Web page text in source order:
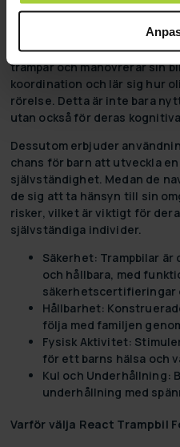
och beslutsfattande
En av de största fördelarna
förmåga att boosta
trampar och manövrerar sin
koordination och lär sig hur
rörelse. Detta är inte bara
utan också för deras
Dessutom erbjuder
chans för barn att utveckla
självständighet. Medan de
de sig att ta hänsyn till sin
risker, vilket är viktigt för
självständiga individer.
Säkerhet: Trampbilar är
och hållbara, med
säkerhetscertifieringar
Hållbarhet:
följa med familjen
Fysisk Aktivitet:
för ett barns hälsa och
Kul och Underhållning:
underhållning med
Varför välja React Trampbil